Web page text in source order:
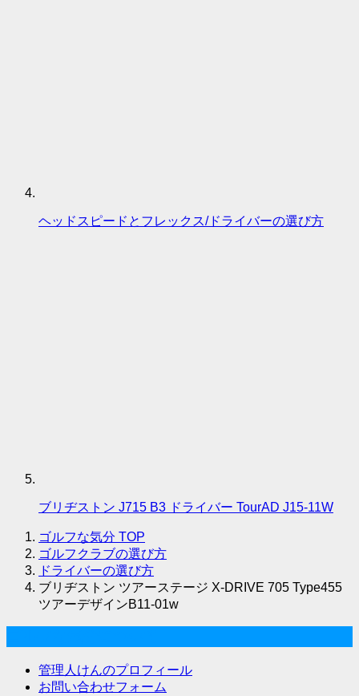
ヘッドスピードとフレックス/ドライバーの選び方
ブリヂストン J715 B3 ドライバー TourAD J15-11W
ゴルフな気分 TOP
ゴルフクラブの選び方
ドライバーの選び方
ブリヂストン ツアーステージ X-DRIVE 705 Type455
ツアーデザインB11-01w
管理人けんのプロフィール
お問い合わせフォーム